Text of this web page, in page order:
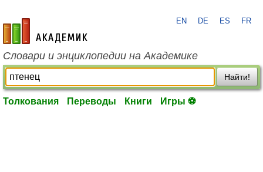
academic.ru
EN DE ES FR
Словари и энциклопедии на Академике
Найти!
Толкования Переводы Книги Игры ⚽